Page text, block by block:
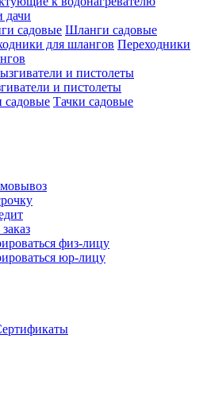
дачи
Шланги садовые
Переходники
и пистолеты
Тачки садовые
физ-лицу
юр-лицу